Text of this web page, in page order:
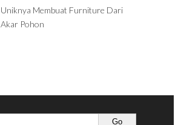
Uniknya Membuat Furniture Dari
Akar Pohon